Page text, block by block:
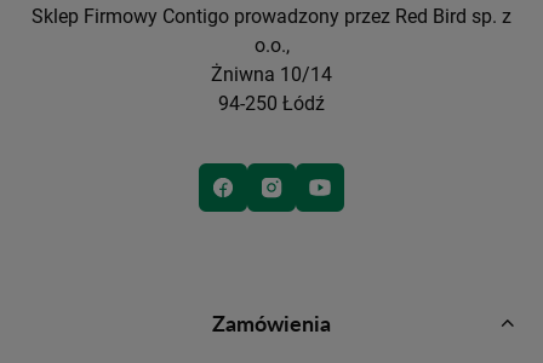
Zamówienia
Sklep Firmowy Contigo prowadzony przez Red Bird sp. z
o.o.,
Żniwna 10/14
94-250 Łódź